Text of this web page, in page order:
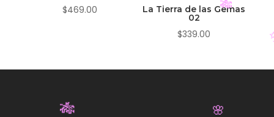
$469.00 La Tierra de las Gemas
02
$339.00